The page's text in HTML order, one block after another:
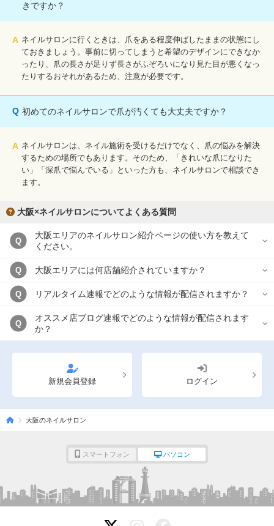
きですか？
A ネイルサロンに行くときは、爪をある程度伸ばしたままの状態にし
ておきましょう。事前に切ってしまうと希望のデザインにできなか
ったり、爪の長さが足りず長さがふぞろいになり見た目が悪くなっ
たりするおそれがあるため、注意が必要です。
Q 初めてのネイルサロンで爪が汚くても大丈夫ですか？
A ネイルサロンは、ネイル施術を受けるだけでなく、爪の悩みを解決
するための場所でもあります。そのため、「きれいな爪になりた
い」「深爪で悩んでいる」といった方も、ネイルサロンで相談でき
ます。
大阪×ネイルサロンについてよくある質問
Q
大阪エリアのネイルサロン紹介ページの使い方を教えて
ください。
Q 大阪エリアには何店舗紹介されていますか？
Q リアルタイム速報でどのような情報が配信されますか？
Q
オススメ店ブログ速報でどのような情報が配信されます
か？
新規会員登録 ログイン
大阪のネイルサロン
スマートフォン パソコン